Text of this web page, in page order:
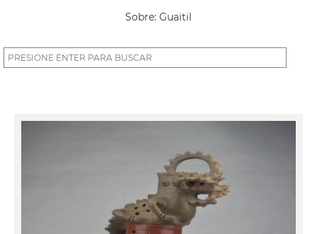
Sobre: Guaitil